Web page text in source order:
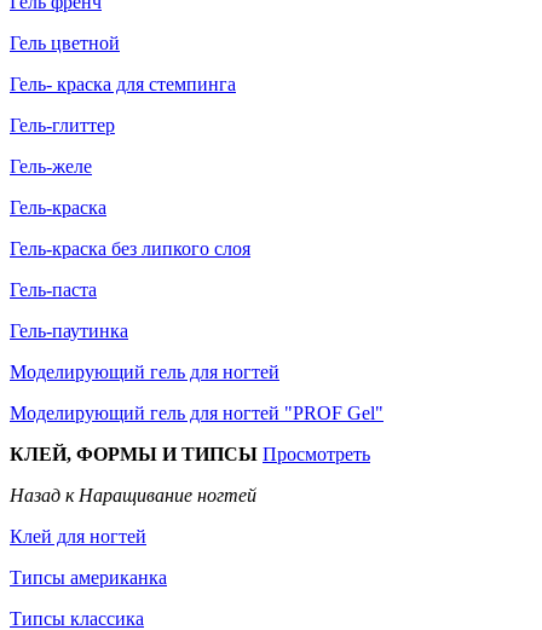
Гель цветной
Гель- краска для стемпинга
Гель-глиттер
Гель-желе
Гель-краска
Гель-краска без липкого слоя
Гель-паста
Гель-паутинка
Моделирующий гель для ногтей
Моделирующий гель для ногтей "PROF Gel"
КЛЕЙ, ФОРМЫ И ТИПСЫ Просмотреть
Назад к Наращивание ногтей
Клей для ногтей
Типсы американка
Типсы классика